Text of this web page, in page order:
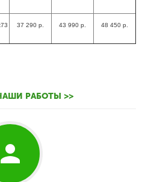
37 290 р. 43 990 р. 48 450 р.
РАБОТЫ >>